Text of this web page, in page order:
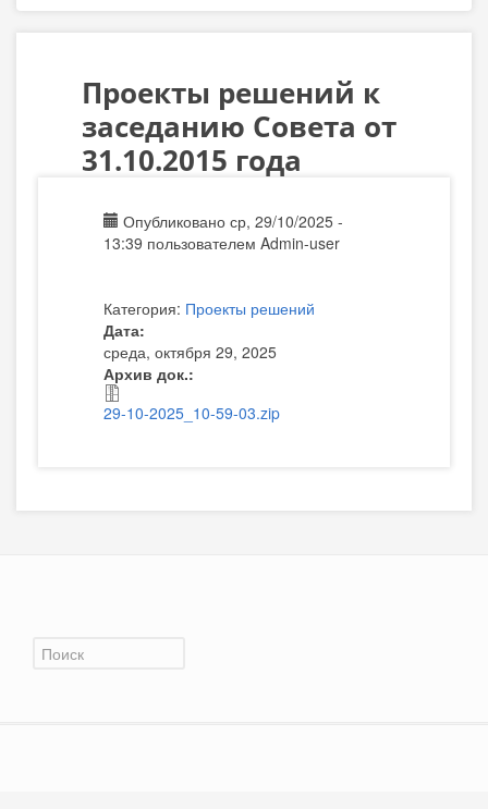
Проекты решений к
заседанию Совета от
31.10.2015 года
Опубликовано ср, 29/10/2025 -
13:39 пользователем Admin-user
Категория: Проекты решений
Дата:
среда, октября 29, 2025
Архив док.:
29-10-2025_10-59-03.zip